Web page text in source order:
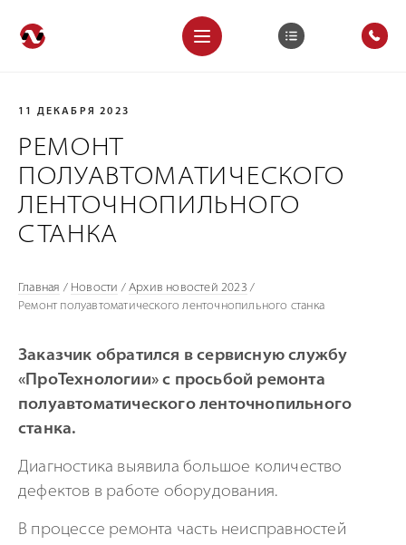
11 ДЕКАБРЯ 2023
РЕМОНТ
ПОЛУАВТОМАТИЧЕСКОГО
ЛЕНТОЧНОПИЛЬНОГО
СТАНКА
Главная / Новости /Архив новостей 2023 /
Ремонт полуавтоматического ленточнопильного станка
Заказчик обратился в сервисную службу
«ПроТехнологии» с просьбой ремонта
полуавтоматического ленточнопильного
станка.
Диагностика выявила большое количество
дефектов в работе оборудования.
В процессе ремонта часть неисправностей